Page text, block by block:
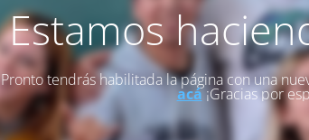
Estamos
Pronto tendrás habilitada la página con una
acá¡Gracias por